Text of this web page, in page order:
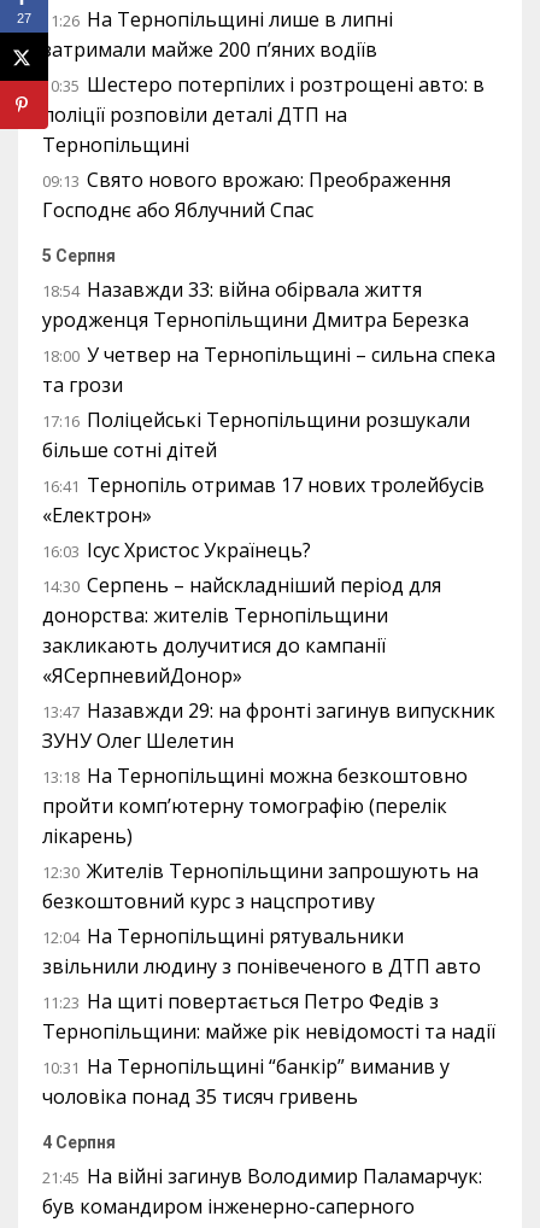
11:26 На Тернопільщині лише в липні
затримали майже 200 п’яних водіїв
10:35 Шестеро потерпілих і розтрощені авто: в
поліції розповіли деталі ДТП на
Тернопільщині
09:13 Свято нового врожаю: Преображення
Господнє або Яблучний Спас
5 Серпня
18:54 Назавжди 33: війна обірвала життя
уродженця Тернопільщини Дмитра Березка
18:00 У четвер на Тернопільщині – сильна спека
та грози
17:16 Поліцейські Тернопільщини розшукали
більше сотні дітей
16:41 Тернопіль отримав 17 нових тролейбусів
«Електрон»
16:03 Ісус Христос Українець?
14:30 Серпень – найскладніший період для
донорства: жителів Тернопільщини
закликають долучитися до кампанії
«ЯСерпневийДонор»
13:47 Назавжди 29: на фронті загинув випускник
ЗУНУ Олег Шелетин
13:18 На Тернопільщині можна безкоштовно
пройти комп’ютерну томографію (перелік
лікарень)
12:30 Жителів Тернопільщини запрошують на
безкоштовний курс з нацспротиву
12:04 На Тернопільщині рятувальники
звільнили людину з понівеченого в ДТП авто
11:23 На щиті повертається Петро Федів з
Тернопільщини: майже рік невідомості та надії
10:31 На Тернопільщині “банкір” виманив у
чоловіка понад 35 тисяч гривень
4 Серпня
21:45 На війні загинув Володимир Паламарчук:
був командиром інженерно-саперного
27